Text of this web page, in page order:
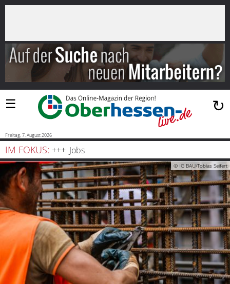
Suchen
Startseite
Blaulicht
Sport
Politik
Bauen
und
Wohnen
Freizeit
Gesellschaft
Gesundheit
Kultur
×
☰ ↻
Freitag, 7. August 2026
IM FOKUS: Jobs
© IG BAU/Tobias Seifert